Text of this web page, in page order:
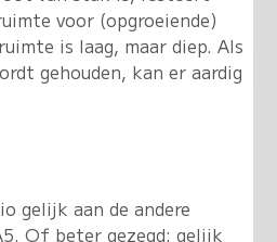
voor (opgroeiende)
is laag, maar diep. Als
gehouden, kan er aardig
gelijk aan de andere
Of beter gezegd: gelijk